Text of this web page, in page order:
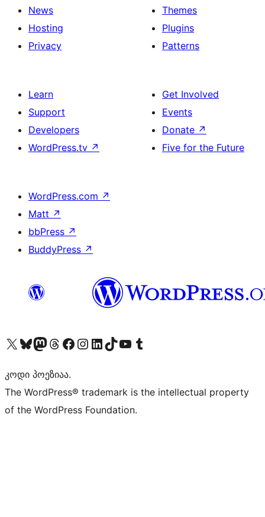
News
Hosting
Privacy
Themes
Plugins
Patterns
Learn
Support
Developers
WordPress.tv ↗
Get Involved
Events
Donate ↗
Five for the Future
WordPress.com ↗
Matt ↗
bbPress ↗
BuddyPress ↗
Visit our X (formerly Twitter) account
Visit our Bluesky account
Visit our Mastodon account
Visit our Threads account
Visit our Facebook page
Visit our Instagram account
Visit our LinkedIn account
Visit our TikTok account
Visit our YouTube channel
Visit our Tumblr account
კოდი პოეზიაა.
The WordPress® trademark is the intellectual property
of the WordPress Foundation.